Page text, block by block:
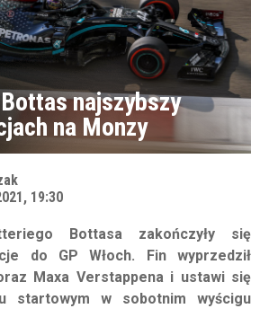
najszybszy
na Monzy
19:30
Bottasa zakończyły się
do GP Włoch. Fin wyprzedził
Maxa Verstappena i ustawi się
startowym w sobotnim wyścigu